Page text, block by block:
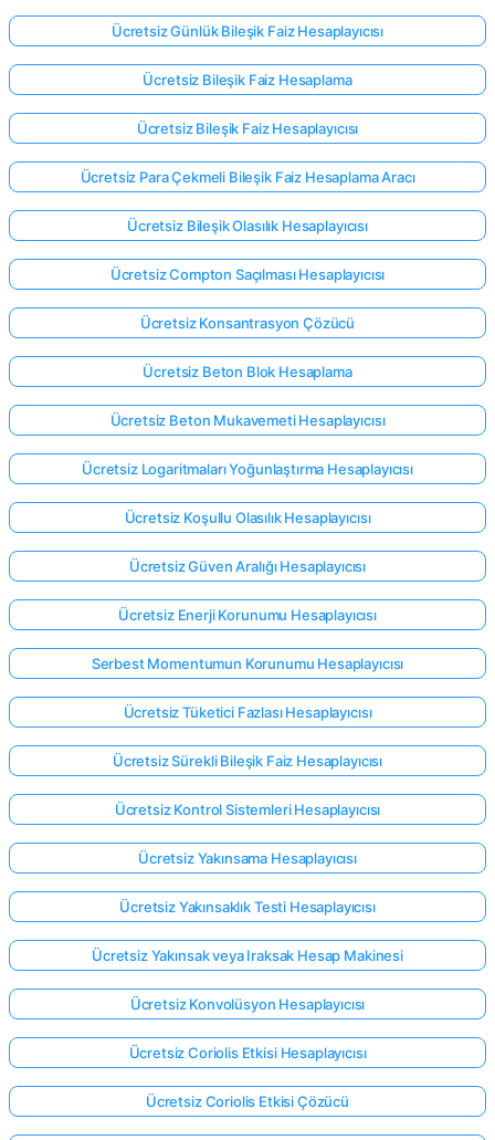
Ücretsiz Günlük Bileşik Faiz Hesaplayıcısı
Ücretsiz Bileşik Faiz Hesaplama
Ücretsiz Bileşik Faiz Hesaplayıcısı
Ücretsiz Para Çekmeli Bileşik Faiz Hesaplama Aracı
Ücretsiz Bileşik Olasılık Hesaplayıcısı
Ücretsiz Compton Saçılması Hesaplayıcısı
Ücretsiz Konsantrasyon Çözücü
Ücretsiz Beton Blok Hesaplama
Ücretsiz Beton Mukavemeti Hesaplayıcısı
Ücretsiz Logaritmaları Yoğunlaştırma Hesaplayıcısı
Ücretsiz Koşullu Olasılık Hesaplayıcısı
Ücretsiz Güven Aralığı Hesaplayıcısı
Ücretsiz Enerji Korunumu Hesaplayıcısı
Serbest Momentumun Korunumu Hesaplayıcısı
Ücretsiz Tüketici Fazlası Hesaplayıcısı
Ücretsiz Sürekli Bileşik Faiz Hesaplayıcısı
Ücretsiz Kontrol Sistemleri Hesaplayıcısı
Ücretsiz Yakınsama Hesaplayıcısı
Ücretsiz Yakınsaklık Testi Hesaplayıcısı
Ücretsiz Yakınsak veya Iraksak Hesap Makinesi
Ücretsiz Konvolüsyon Hesaplayıcısı
Ücretsiz Coriolis Etkisi Hesaplayıcısı
Ücretsiz Coriolis Etkisi Çözücü